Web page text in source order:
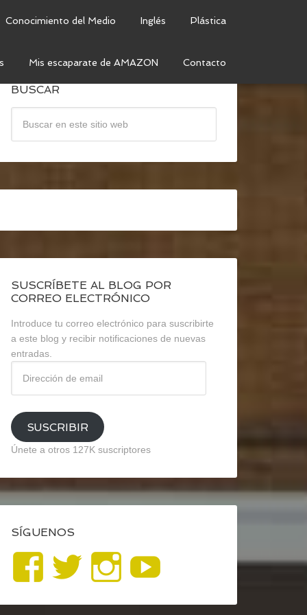
Conocimiento del Medio Inglés Plástica
Mis escaparate de AMAZON Contacto
BUSCAR
SUSCRÍBETE AL BLOG POR
CORREO ELECTRÓNICO
Introduce tu correo electrónico para suscribirte
a este blog y recibir notificaciones de nuevas
entradas.
email
SUSCRIBIR
Únete a otros 127K suscriptores
SÍGUENOS
Ver
perfil
Ver
perfil
Ver
perfil
YouTube